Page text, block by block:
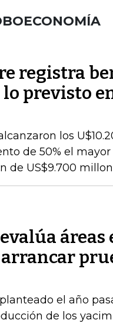
registra
previsto
los
de 50% el
de US$9.700
áreas
el año
de los